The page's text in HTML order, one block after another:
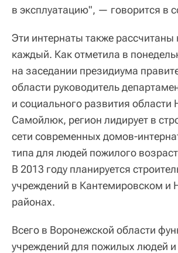
в эксплуатацию", — говорится в
Эти интернаты также рассчитаны
каждый. Как отметила в
на заседании президиума
области руководитель
и социального развития области
Самойлюк, регион лидирует в
сети современных домов-
типа для людей пожилого
В 2013 году планируется
учреждений в Кантемировском и
районах.
Всего в Воронежской области
учреждений для пожилых людей